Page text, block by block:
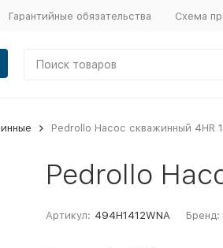
Гарантийные обязательства Схема
Pedrollo Насос скважинный 4HR
Pedrollo
Артикул: 494H1412WNA Бренд: